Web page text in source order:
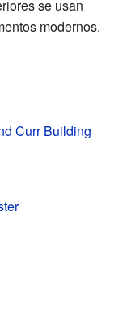
se usan
modernos.
Curr Building